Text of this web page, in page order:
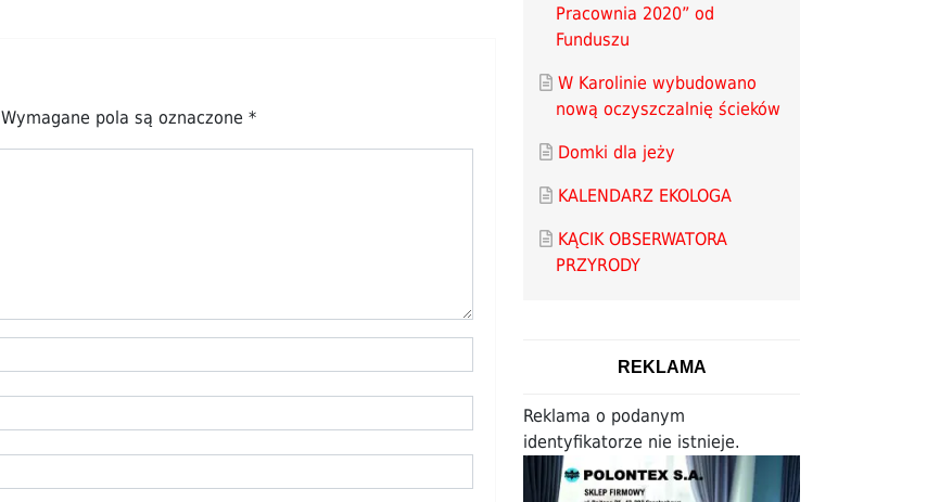
Wymagane pola są oznaczone *
Pracownia 2020” od
Funduszu
W Karolinie wybudowano
nową oczyszczalnię ścieków
Domki dla jeży
KALENDARZ EKOLOGA
KĄCIK OBSERWATORA
PRZYRODY
REKLAMA
Reklama o podanym
identyfikatorze nie istnieje.